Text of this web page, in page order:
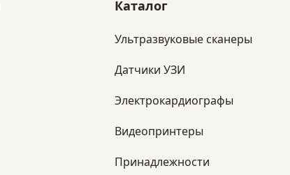
Каталог
Ультразвуковые сканеры
Датчики УЗИ
Электрокардиографы
Видеопринтеры
Принадлежности